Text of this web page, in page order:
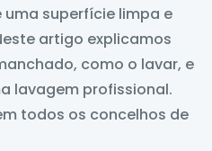
superfície limpa e
artigo explicamos
como o lavar, e
lavagem profissional.
todos os concelhos de